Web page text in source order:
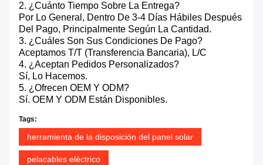
2. ¿Cuánto Tiempo Sobre La Entrega?
Por Lo General, Dentro De 3-4 Días Hábiles Después
Del Pago, Principalmente Según La Cantidad.
3. ¿Cuáles Son Sus Condiciones De Pago?
Aceptamos T/T (transferencia Bancaria), L/C
4. ¿Aceptan Pedidos Personalizados?
Sí, Lo Hacemos.
5. ¿Ofrecen OEM Y ODM?
Sí. OEM Y ODM Están Disponibles.
Tags:
herramienta de la disposición del panel solar
pelacables eléctrico